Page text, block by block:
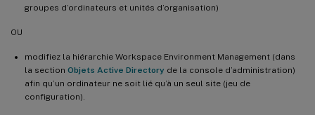
groupes d’ordinateurs et unités d’organisation)
OU
modifiez la hiérarchie Workspace Environment Management (dans
la section Objets Active Directory de la console d’administration)
afin qu’un ordinateur ne soit lié qu’à un seul site (jeu de
configuration).